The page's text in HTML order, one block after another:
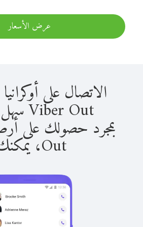
عرض الأسعار
الاتصال على
Viber Out سهل للغاية.
Out، يمكنك: